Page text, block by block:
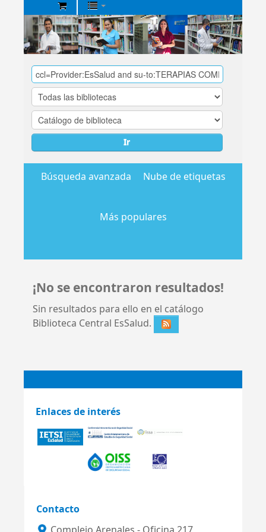
Biblioteca
Central
EsSalud
Ir
Búsqueda avanzada Nube de etiquetas
Más populares
¡No se encontraron resultados!
Sin resultados para ello en el catálogo
Biblioteca Central EsSalud.
Enlaces de interés
Contacto